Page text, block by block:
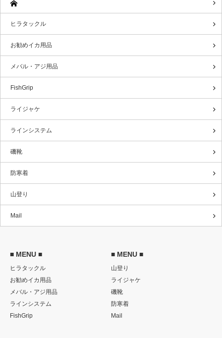
ヒラタックル
お勧めイカ用品
メバル・アジ用品
FishGrip
ライジャケ
ラインシステム
磯靴
防寒着
山登り
Mail
■ MENU ■
ヒラタックル
お勧めイカ用品
メバル・アジ用品
ラインシステム
FishGrip
■ MENU ■
山登り
ライジャケ
磯靴
防寒着
Mail